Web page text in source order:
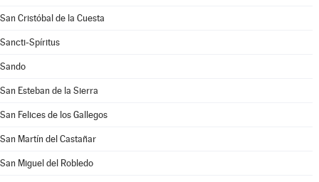
San Cristóbal de la Cuesta
Sancti-Spíritus
Sando
San Esteban de la Sierra
San Felices de los Gallegos
San Martín del Castañar
San Miguel del Robledo